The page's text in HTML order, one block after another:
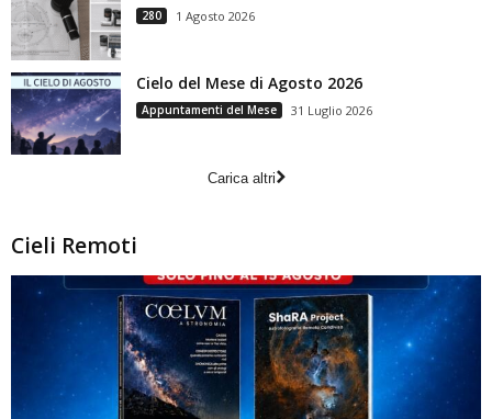
280 1 Agosto 2026
Cielo del Mese di Agosto 2026
Appuntamenti del Mese 31 Luglio 2026
Carica altri
Cieli Remoti